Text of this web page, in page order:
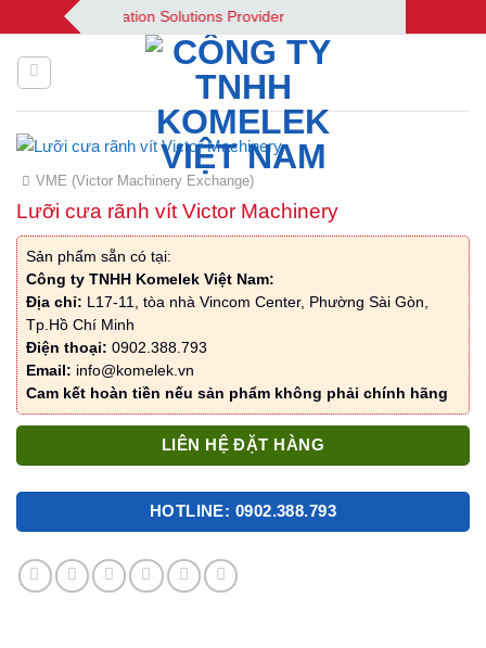
qua
nội
dung
| Your Automation Solutions Provider
VME (Victor Machinery Exchange)
Lưỡi cưa rãnh vít Victor Machinery
Sản phẩm sẵn có tại:
Công ty TNHH Komelek Việt Nam:
Địa chỉ: L17-11, tòa nhà Vincom Center, Phường Sài Gòn,
Tp.Hồ Chí Minh
Điện thoại: 0902.388.793
Email: info@komelek.vn
Cam kết hoàn tiền nếu sản phẩm không phải chính hãng
LIÊN HỆ ĐẶT HÀNG
HOTLINE: 0902.388.793